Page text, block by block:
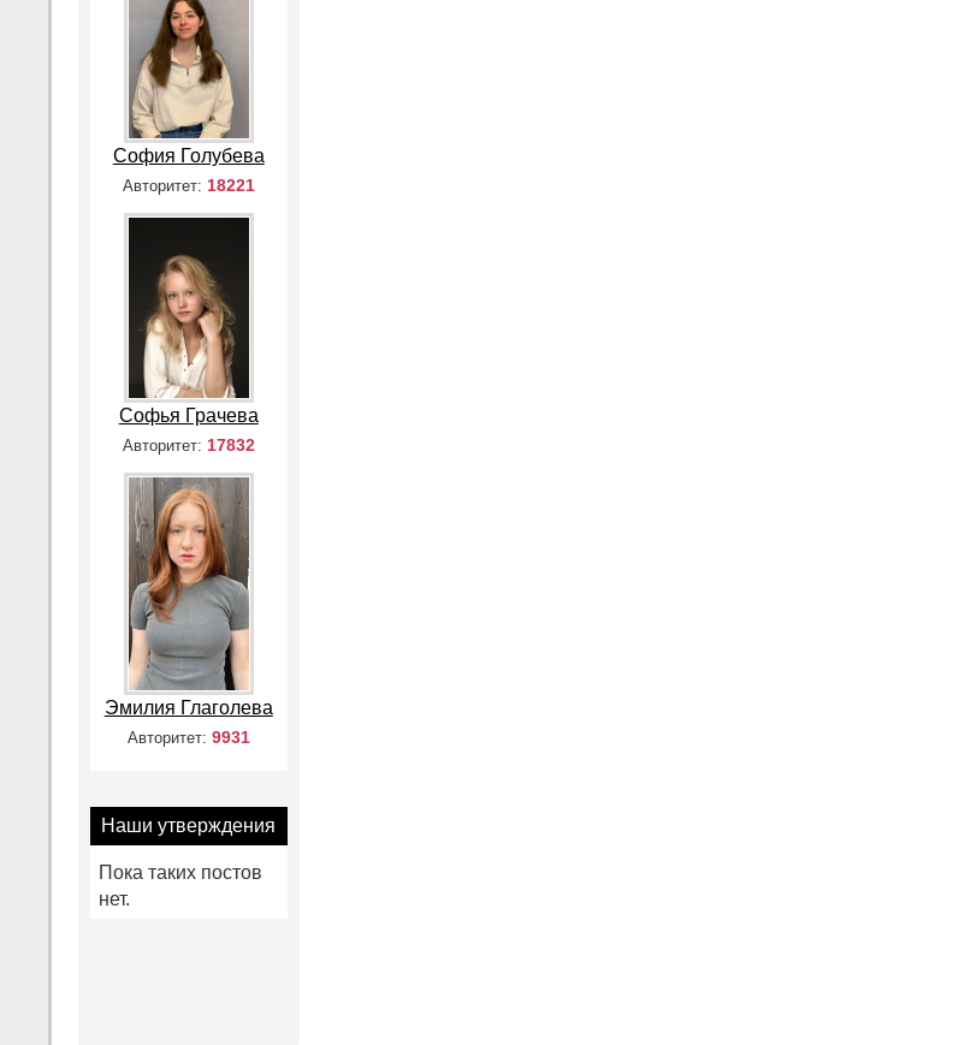
София Голубева
Авторитет: 18221
Софья Грачева
Авторитет: 17832
Эмилия Глаголева
Авторитет: 9931
Наши утверждения
Пока таких постов
нет.